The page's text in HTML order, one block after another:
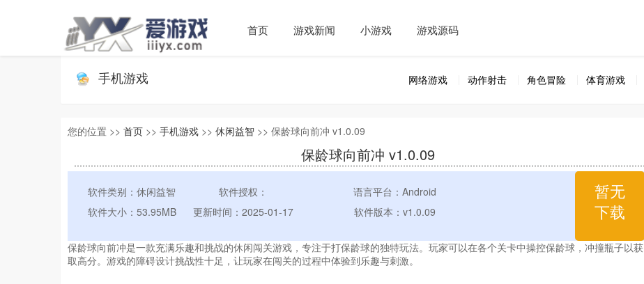
首页 游戏新闻 小游戏 游戏源码
手机游戏 网络游戏 动作射击 角色冒险 体育游戏
您的位置 >> 首页 >> 手机游戏 >> 休闲益智 >> 保龄球向前冲 v1.0.09
保龄球向前冲 v1.0.09
软件类别：休闲益智 软件授权：
语言平台：Android
软件大小：53.95MB
更新时间：2025-01-17 软件版本：v1.0.09
暂无
下载
保龄球向前冲是一款充满乐趣和挑战的休闲闯关游戏，专注于打保龄球的独特玩法。玩家可以在各个关卡中操控保龄球，冲撞瓶子以获
取高分。游戏的障碍设计挑战性十足，让玩家在闯关的过程中体验到乐趣与刺激。